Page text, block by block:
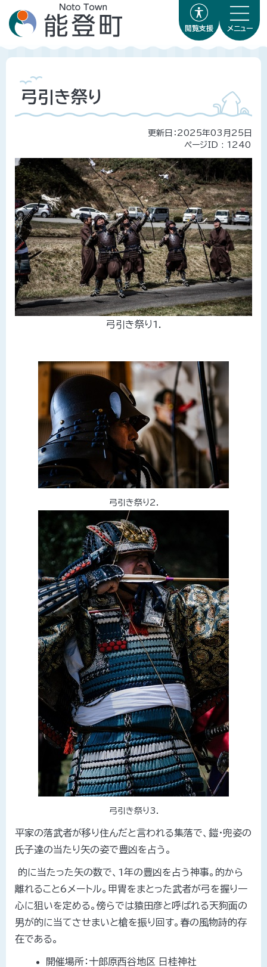
閲覧支援 メニュー
弓引き祭り
更新日：2025年03月25日
ページID : 1240
弓引き祭り1.
弓引き祭り2.
弓引き祭り3.
平家の落武者が移り住んだと言われる集落で、鎧・兜姿の
氏子達の当たり矢の姿で豊凶を占う。
的に当たった矢の数で、1年の豊凶を占う神事。的から
離れること6メートル。甲冑をまとった武者が弓を握り一
心に狙いを定める。傍らでは猿田彦と呼ばれる天狗面の
男が的に当てさせまいと槍を振り回す。春の風物詩的存
在である。
開催場所：十郎原西谷地区 日桂神社